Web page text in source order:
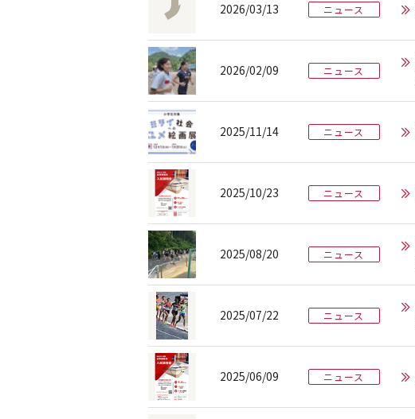
2026/03/13 ニュース
2026/02/09 ニュース
2025/11/14 ニュース
2025/10/23 ニュース
2025/08/20 ニュース
2025/07/22 ニュース
2025/06/09 ニュース